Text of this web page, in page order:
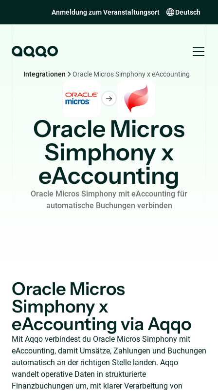
Anmeldung zum Veranstaltungsort Deutsch
Integrationen Oracle Micros Simphony x eAccounting
Oracle Micros
Simphony x
eAccounting
Oracle Micros Simphony mit eAccounting für
automatische Buchungen verbinden
Oracle Micros
Simphony x
eAccounting via Aqqo
Mit Aqqo verbindest du Oracle Micros Simphony mit
eAccounting, damit Umsätze, Zahlungen und Buchungen
automatisch an der richtigen Stelle landen. Aqqo
wandelt operative Daten in strukturierte
Finanzbuchungen um, mit klarer Verarbeitung von